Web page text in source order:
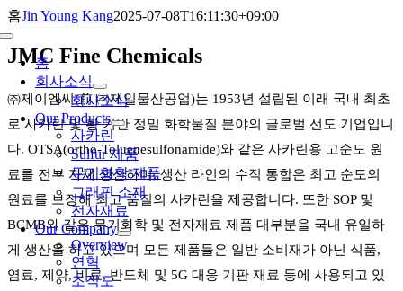
Skip
to
content
Toggle
Navigation
홈
회사소식
회사소식
Our Products
사카린
Sulfur 제품
무기화학 제품
그래핀 소재
전자재료
Our Company
Overview
연혁
조직도
홈Jin Young Kang2025-07-08T16:11:30+09:00
JMC Fine Chemicals
㈜제이엠씨(前 ㈜제일물산공업)는 1953년 설립된 이래 국내 최초
로 사카린 및 황 기반 정밀 화학물질 분야의 글로벌 선도 기업입니
다. OTSA(ortho-Toluenesulfonamide)와 같은 사카린용 고순도 원
료를 전부 자체 생산하며, 생산 라인의 수직 통합은 최고 순도의
원료를 보장해 최고 품질의 사카린을 제공합니다. 또한 SOP 및
BCMB와 같은 무기화학 및 전자재료 제품 대부분을 국내 유일하
게 생산을 하고 있으며 모든 제품들은 일반 소비재가 아닌 식품,
염료, 제약, 비료, 반도체 및 5G 대응 기판 재료 등에 사용되고 있